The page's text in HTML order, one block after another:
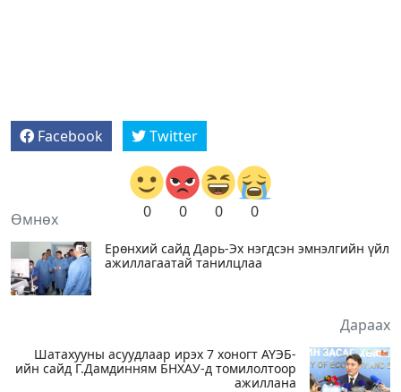
Facebook Twitter
0 0 0 0
Өмнөх
Ерөнхий сайд Дарь-Эх нэгдсэн эмнэлгийн үйл
ажиллагаатай танилцлаа
Дараах
Шатахууны асуудлаар ирэх 7 хоногт АҮЭБ-
ийн сайд Г.Дамдинням БНХАУ-д томилолтоор
ажиллана